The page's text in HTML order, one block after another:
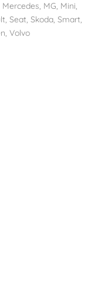
Mercedes, MG, Mini,
,Seat,Skoda,Smart,
,Volvo